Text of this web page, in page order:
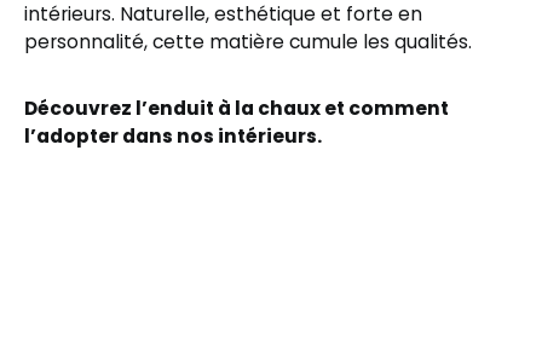
intérieurs. Naturelle, esthétique et forte en
personnalité, cette matière cumule les qualités.
Découvrez l’enduit à la chaux et comment
l’adopter dans nos intérieurs.